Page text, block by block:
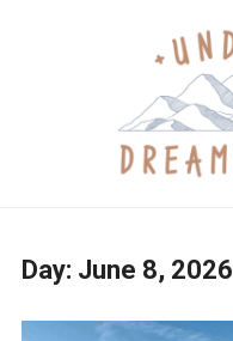
Day: June 8, 2026